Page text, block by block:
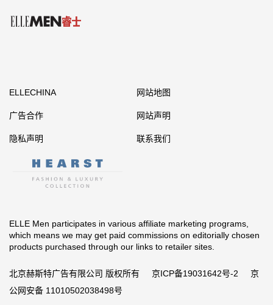
ELLECHINA 网站地图
广告合作 网站声明
隐私声明 联系我们
ELLE Men participates in various affiliate marketing programs,
which means we may get paid commissions on editorially chosen
products purchased through our links to retailer sites.
北京赫斯特广告有限公司 版权所有 京ICP备19031642号-2
京
公网安备 11010502038498号